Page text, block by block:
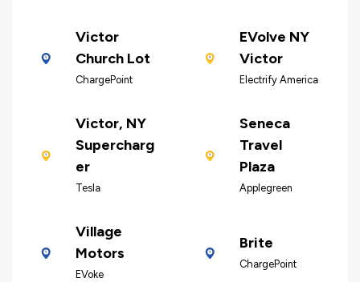
Victor
Church Lot
ChargePoint
EVolve NY
Victor
Electrify America
Victor, NY
Supercharg
er
Tesla
Seneca
Travel
Plaza
Applegreen
Village
Motors
EVoke
Brite
ChargePoint